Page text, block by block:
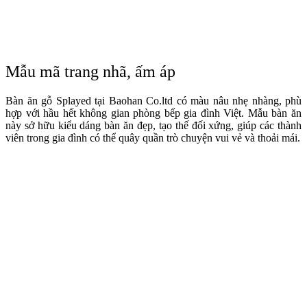
Mẫu mã trang nhã, ấm áp
Bàn ăn gỗ Splayed tại Baohan Co.ltd có màu nâu nhẹ nhàng, phù
hợp với hầu hết không gian phòng bếp gia đình Việt. Mẫu bàn ăn
này sở hữu kiểu dáng bàn ăn đẹp, tạo thế đối xứng, giúp các thành
viên trong gia đình có thể quây quần trò chuyện vui vẻ và thoải mái.